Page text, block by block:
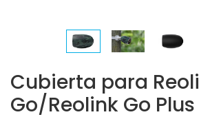
Cubierta para
Go/Reolink Go Plus